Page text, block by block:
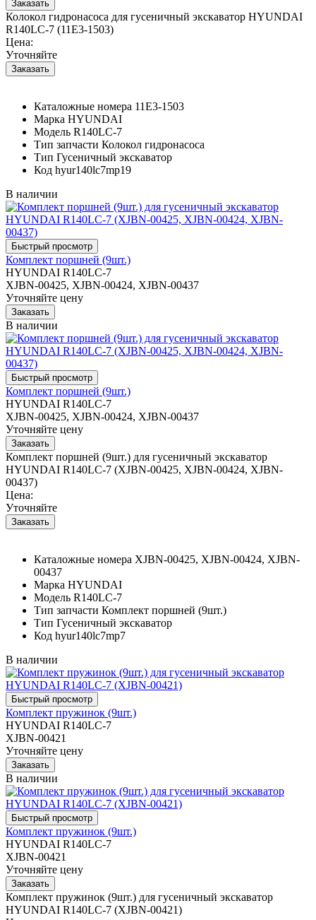
Колокол гидронасоса для гусеничный экскаватор HYUNDAI
R140LC-7 (11E3-1503)
Цена:
Уточняйте
Каталожные номера 11E3-1503
Марка HYUNDAI
Модель R140LC-7
Тип запчасти Колокол гидронасоса
Тип Гусеничный экскаватор
Код hyur140lc7mp19
В наличии
Комплект поршней (9шт.)
HYUNDAI R140LC-7
XJBN-00425, XJBN-00424, XJBN-00437
Уточняйте цену
В наличии
Комплект поршней (9шт.)
HYUNDAI R140LC-7
XJBN-00425, XJBN-00424, XJBN-00437
Уточняйте цену
Комплект поршней (9шт.) для гусеничный экскаватор
HYUNDAI R140LC-7 (XJBN-00425, XJBN-00424, XJBN-
00437)
Цена:
Уточняйте
Каталожные номера XJBN-00425, XJBN-00424, XJBN-
00437
Марка HYUNDAI
Модель R140LC-7
Тип запчасти Комплект поршней (9шт.)
Тип Гусеничный экскаватор
Код hyur140lc7mp7
В наличии
Комплект пружинок (9шт.)
HYUNDAI R140LC-7
XJBN-00421
Уточняйте цену
В наличии
Комплект пружинок (9шт.)
HYUNDAI R140LC-7
XJBN-00421
Уточняйте цену
Комплект пружинок (9шт.) для гусеничный экскаватор
HYUNDAI R140LC-7 (XJBN-00421)